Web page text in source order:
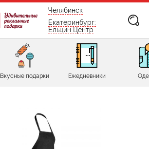
бесплатно по России
Челябинск
Екатеринбург:
Ельцин Центр
Вкусные подарки Ежедневники